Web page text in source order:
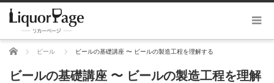
ホーム ビール ビールの基礎講座 〜 ビールの製造工程を理解する
ビールの基礎講座 〜 ビールの製造工程を理解